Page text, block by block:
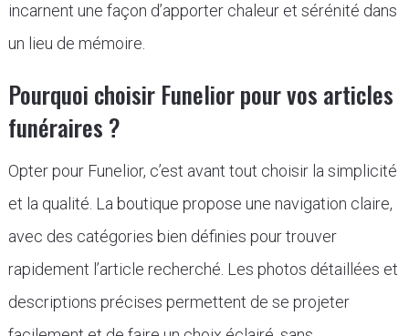
incarnent une façon d’apporter chaleur et sérénité dans
un lieu de mémoire.
Pourquoi choisir Funelior pour vos articles
funéraires ?
Opter pour Funelior, c’est avant tout choisir la simplicité
et la qualité. La boutique propose une navigation claire,
avec des catégories bien définies pour trouver
rapidement l’article recherché. Les photos détaillées et
descriptions précises permettent de se projeter